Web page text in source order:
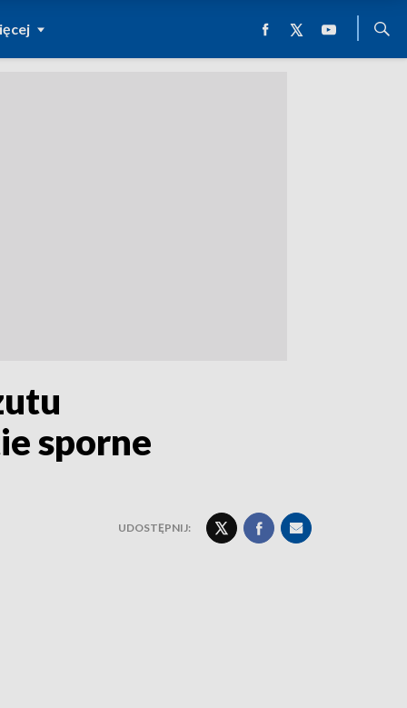
sporne
UDOSTĘPNIJ: